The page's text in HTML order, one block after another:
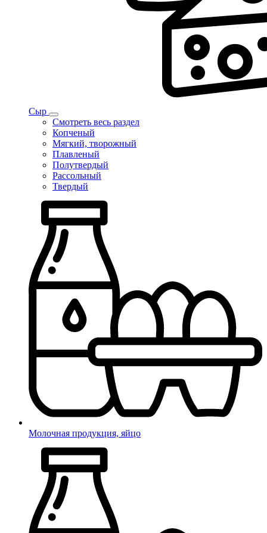
Сыр
Смотреть весь раздел
Копченый
Мягкий, творожный
Плавленый
Полутвердый
Рассольный
Твердый
Молочная продукция, яйцо